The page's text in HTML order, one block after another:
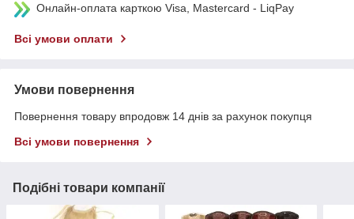
Онлайн-оплата карткою Visa, Mastercard - LiqPay
Всі умови оплати
Умови повернення
Повернення товару впродовж 14 днів за рахунок покупця
Всі умови повернення
Подібні товари компанії